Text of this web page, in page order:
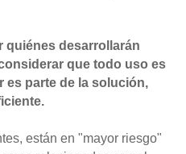
quiénes desarrollarán
que todo uso es
es parte de la solución,
están en "mayor riesgo"